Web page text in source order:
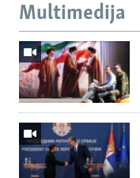
Multimedija